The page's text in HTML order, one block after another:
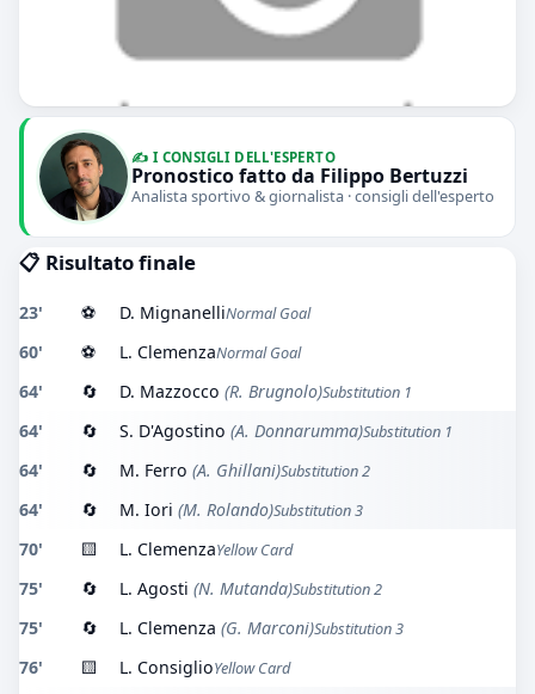
✍️ I CONSIGLI DELL'ESPERTO
Pronostico fatto da Filippo Bertuzzi
Analista sportivo & giornalista · consigli dell'esperto
📋 Risultato finale
23' ⚽ D. MignanelliNormal Goal
60' ⚽ L. ClemenzaNormal Goal
64' 🔄 D. Mazzocco (R. Brugnolo)Substitution 1
64' 🔄 S. D'Agostino (A. Donnarumma)Substitution 1
64' 🔄 M. Ferro (A. Ghillani)Substitution 2
64' 🔄 M. Iori (M. Rolando)Substitution 3
70' 🟨 L. ClemenzaYellow Card
75' 🔄 L. Agosti (N. Mutanda)Substitution 2
75' 🔄 L. Clemenza (G. Marconi)Substitution 3
76' 🟨 L. ConsiglioYellow Card